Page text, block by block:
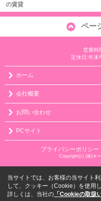
の賃貸
ペー
営業時
定休日:年末
ホーム
会社概要
お問い合わせ
PCサイト
プライバシーポリシー
Copyright(c) (株)キ
当サイトでは、お客様の当サイト
して、クッキー（Cookie）を使用し
詳しくは、当社の 「Cookieの取扱